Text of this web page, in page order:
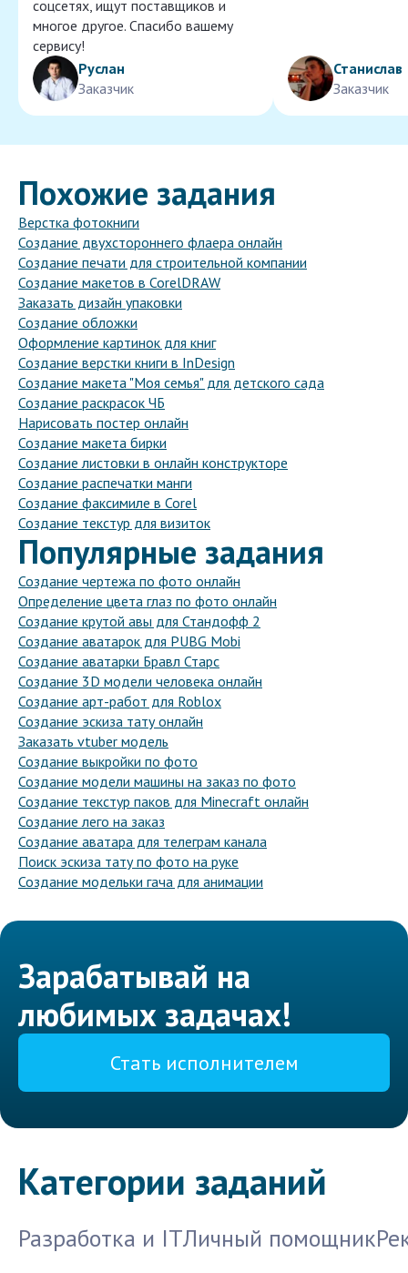
соцсетях, ищут поставщиков и
многое другое. Спасибо вашему
сервису!
Руслан
Заказчик
Станислав
Заказчик
Похожие задания
Верстка фотокниги
Создание двухстороннего флаера онлайн
Создание печати для строительной компании
Создание макетов в CorelDRAW
Заказать дизайн упаковки
Создание обложки
Оформление картинок для книг
Создание верстки книги в InDesign
Создание макета "Моя семья" для детского сада
Создание раскрасок ЧБ
Нарисовать постер онлайн
Создание макета бирки
Создание листовки в онлайн конструкторе
Создание распечатки манги
Создание факсимиле в Corel
Создание текстур для визиток
Популярные задания
Создание чертежа по фото онлайн
Определение цвета глаз по фото онлайн
Создание крутой авы для Стандофф 2
Создание аватарок для PUBG Mobi
Создание аватарки Бравл Старс
Создание 3D модели человека онлайн
Создание арт-работ для Roblox
Создание эскиза тату онлайн
Заказать vtuber модель
Создание выкройки по фото
Создание модели машины на заказ по фото
Создание текстур паков для Minecraft онлайн
Создание лего на заказ
Создание аватара для телеграм канала
Поиск эскиза тату по фото на руке
Создание модельки гача для анимации
Зарабатывай на
любимых задачах!
Стать исполнителем
Категории заданий
Разработка и ITЛичный помощник